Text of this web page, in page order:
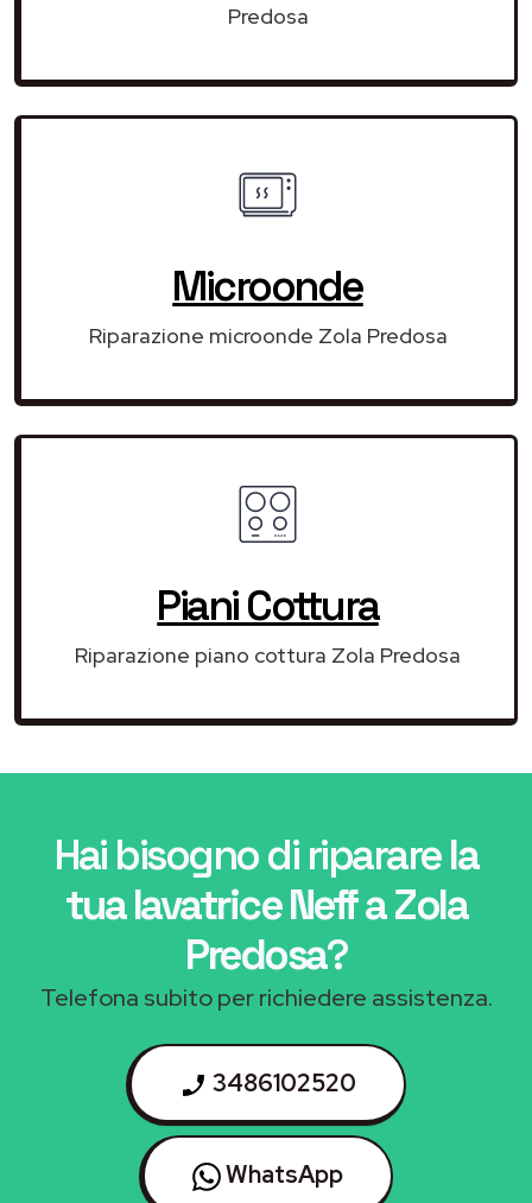
Predosa
Microonde
Riparazione microonde Zola Predosa
Piani Cottura
Riparazione piano cottura Zola Predosa
Hai bisogno di ripararela
tua lavatrice Neff a Zola
Predosa?
Telefona subito per richiedere assistenza.
3486102520
WhatsApp